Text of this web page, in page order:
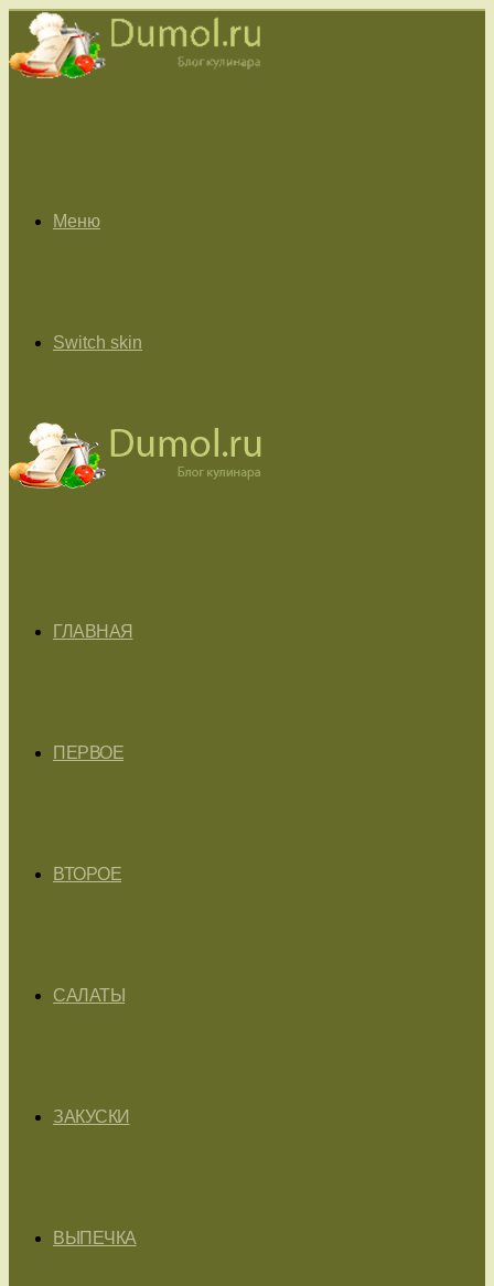
Меню
Switch skin
ГЛАВНАЯ
ПЕРВОЕ
ВТОРОЕ
САЛАТЫ
ЗАКУСКИ
ВЫПЕЧКА